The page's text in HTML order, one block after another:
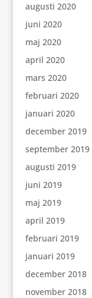
augusti 2020
juni 2020
maj 2020
april 2020
mars 2020
februari 2020
januari 2020
december 2019
september 2019
augusti 2019
juni 2019
maj 2019
april 2019
februari 2019
januari 2019
december 2018
november 2018